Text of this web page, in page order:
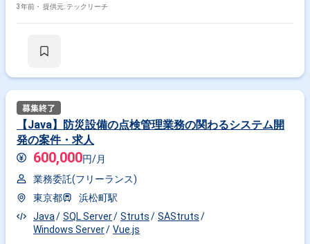
3年前・ 提供元: テックリーチ
【Java】防災設備の点検管理業務の関わるシステム開
発の案件・求人
600,000円/月
業務委託(フリーランス)
東京都
浜松町駅
Java
SQL Server Struts
SAStruts
Windows Server
Vue.js